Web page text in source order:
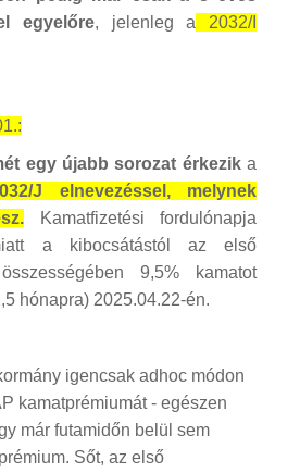
egyelőre, jelenleg a 2032/I
egy újabb sorozat érkezika
J elnevezéssel, melynek
Kamatfizetési fordulónapja
a kibocsátástól az első
9,5% kamatot
hónapra) 2025.04.22-én.
igencsak adhoc módon
kamatprémiumát - egészen
már futamidőn belül sem
Sőt, az első